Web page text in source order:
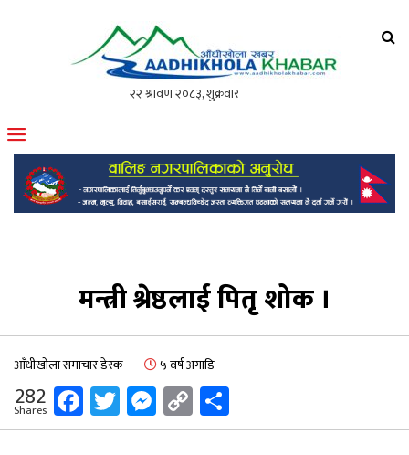
मोफसलकै लोकप्रिय अनलाइन पत्रिका
मन्त्री श्रेष्ठलाई पितृ शोक ।
आँधीखोला समाचार डेस्क ५ वर्ष अगाडि
282
Shares Facebook
Twitter
Messenger
Copy
Link